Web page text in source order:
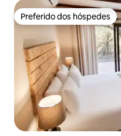
Preferido dos hóspedes
Preferido dos hóspedes